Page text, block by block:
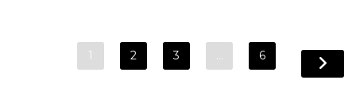
1 2 3 … 6